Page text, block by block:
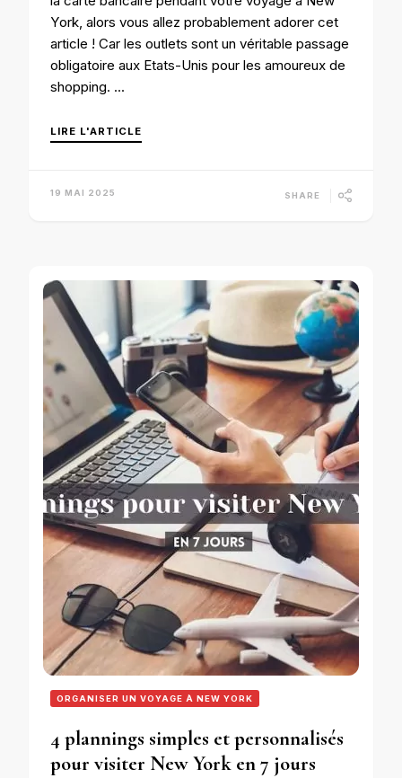
York, alors vous allez probablement adorer cet
article ! Car les outlets sont un véritable passage
obligatoire aux Etats-Unis pour les amoureux de
shopping. …
LIRE L'ARTICLE
19 MAI 2025 SHARE
ORGANISER UN VOYAGE À NEW YORK
4 plannings simples et personnalisés
pour visiter New York en 7 jours